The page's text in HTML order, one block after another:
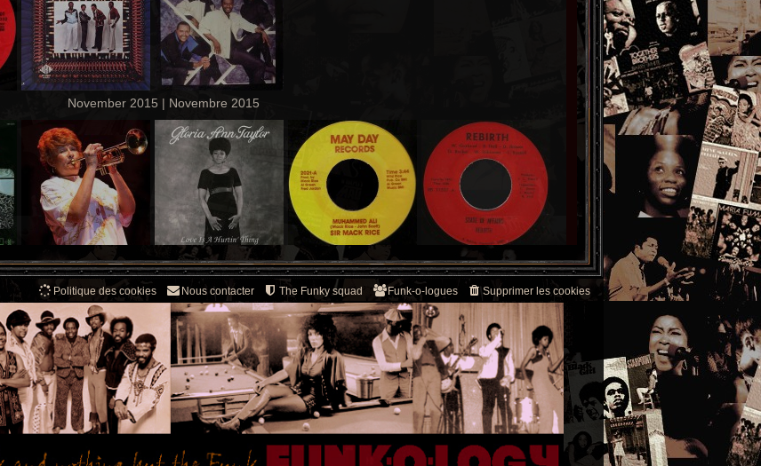
November 2015 | Novembre 2015
Supprimer les cookies
Funk-o-logues
The Funky squad
Nous contacter
Politique des cookies